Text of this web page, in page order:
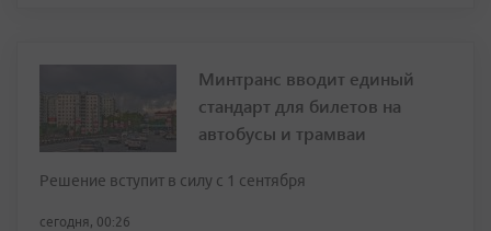
Минтранс вводит единый
стандарт для билетов на
автобусы и трамваи
Решение вступит в силу с 1 сентября
сегодня, 00:26